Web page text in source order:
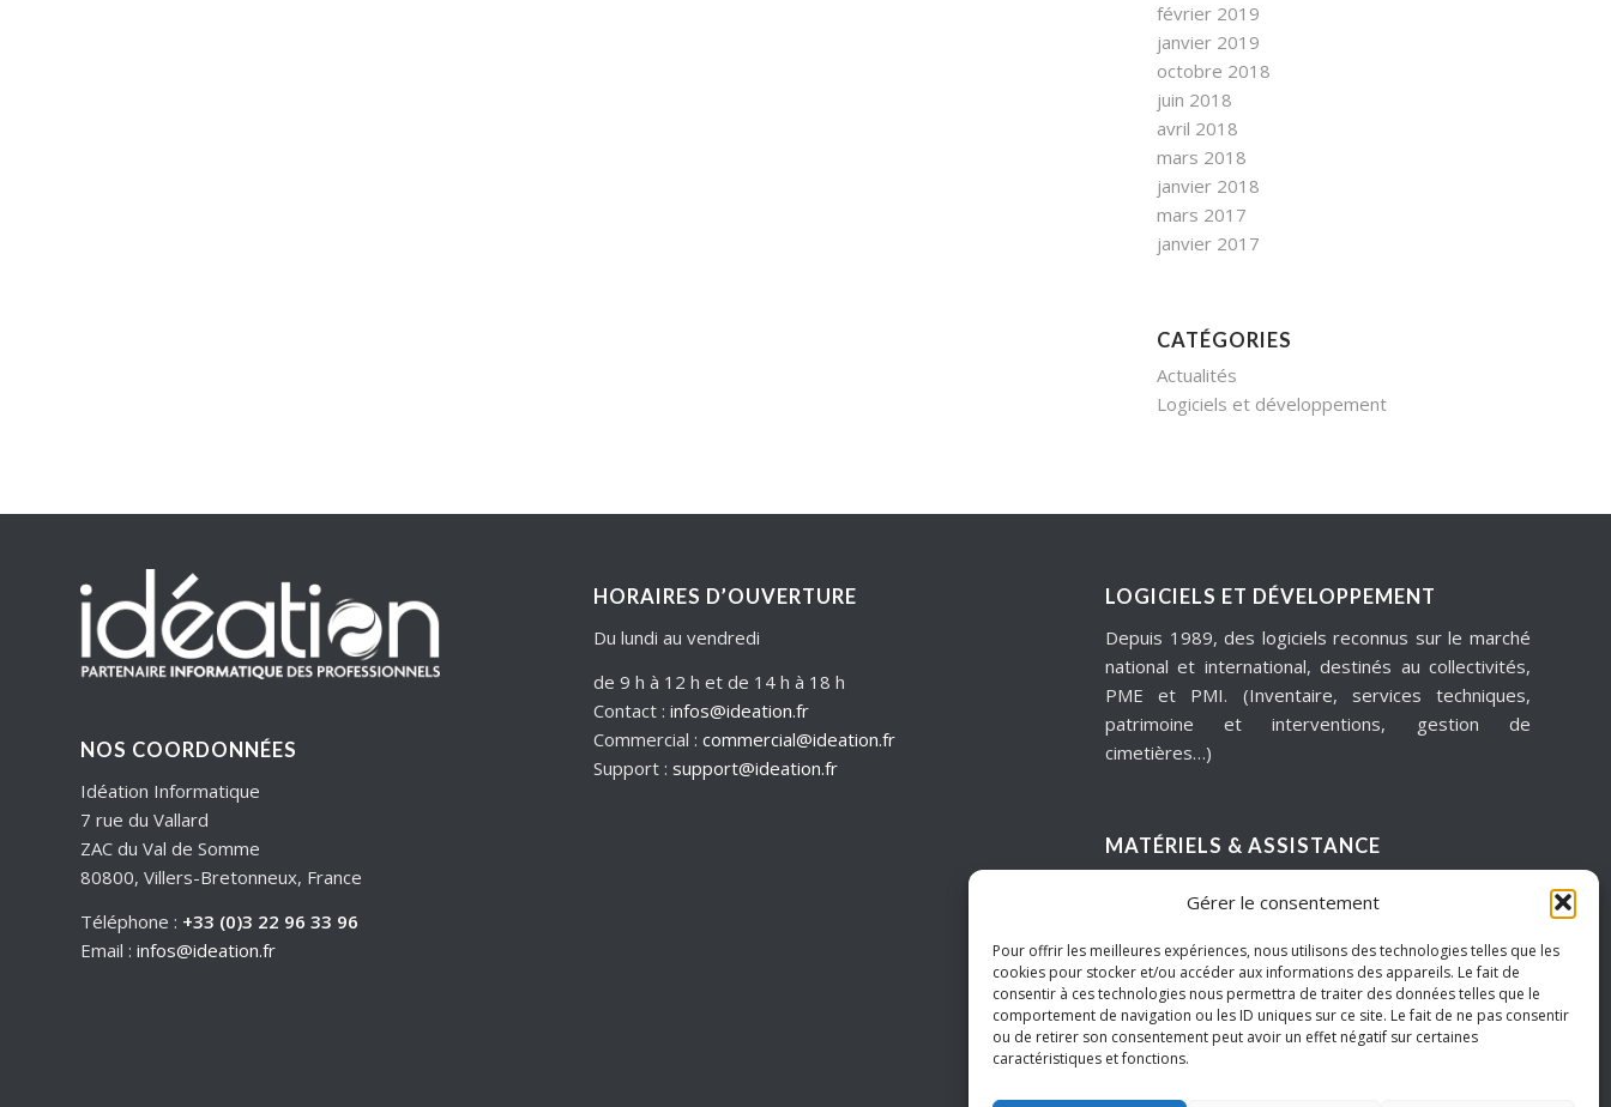
Gérer le consentement
Pour offrir les meilleures expériences, nous utilisons des technologies telles que les
cookies pour stocker et/ou accéder aux informations des appareils. Le fait de
consentir à ces technologies nous permettra de traiter des données telles que le
comportement de navigation ou les ID uniques sur ce site. Le fait de ne pas consentir
ou de retirer son consentement peut avoir un effet négatif sur certaines
caractéristiques et fonctions.
février 2019
janvier 2019
octobre 2018
juin 2018
avril 2018
mars 2018
janvier 2018
mars 2017
janvier 2017
CATÉGORIES
Actualités
Logiciels et développement
NOS COORDONNÉES
Idéation Informatique
7 rue du Vallard
ZAC du Val de Somme
80800, Villers-Bretonneux, France
Téléphone : +33 (0)3 22 96 33 96
Email : infos@ideation.fr
HORAIRES D’OUVERTURE
Du lundi au vendredi
de 9 h à 12 h et de 14 h à 18 h
Contact : infos@ideation.fr
Commercial : commercial@ideation.fr
Support : support@ideation.fr
LOGICIELS ET DÉVELOPPEMENT
Depuis 1989, des logiciels reconnus sur le marché
national et international, destinés au collectivités,
PME et PMI. (Inventaire, services techniques,
patrimoine et interventions, gestion de
cimetières…)
MATÉRIELS & ASSISTANCE
sécurité informatique, infogérance, virtualisation,
cloud services, internet… Pour garantir notre
réactivité, nous intervenons sur un périmètre
géographique de proximité.
Hauts de France – Picardie – Amiens.